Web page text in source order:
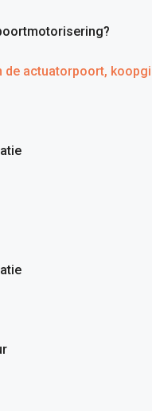
de actuatorpoort,